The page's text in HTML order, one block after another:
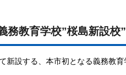
務教育学校”桜島新設校
新設する、本市初となる義務教